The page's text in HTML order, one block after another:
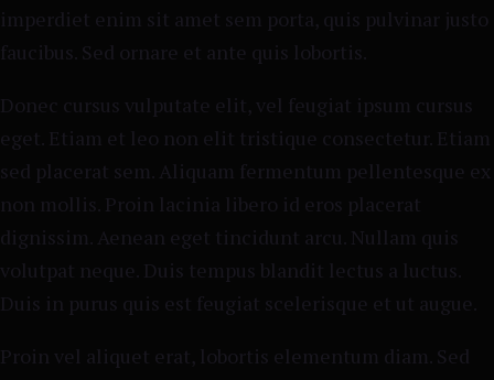
imperdiet enim sit amet sem porta, quis pulvinar justo
faucibus. Sed ornare et ante quis lobortis.
Donec cursus vulputate elit, vel feugiat ipsum cursus
eget. Etiam et leo non elit tristique consectetur. Etiam
sed placerat sem. Aliquam fermentum pellentesque ex
non mollis. Proin lacinia libero id eros placerat
dignissim. Aenean eget tincidunt arcu. Nullam quis
volutpat neque. Duis tempus blandit lectus a luctus.
Duis in purus quis est feugiat scelerisque et ut augue.
Proin vel aliquet erat, lobortis elementum diam. Sed